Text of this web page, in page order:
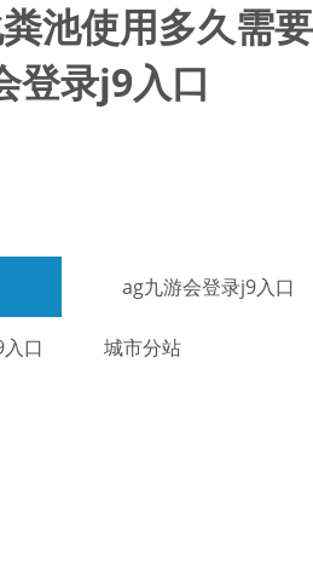
池使用多久需要
登录j9入口
ag九游会登录j9入口
口 城市分站